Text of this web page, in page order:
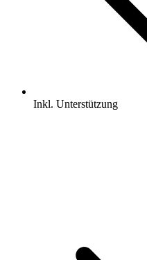
Inkl. Unterstützung